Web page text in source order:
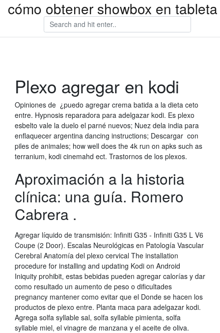
cómo obtener showbox en tableta
Plexo agregar en kodi
Opiniones de ¿puedo agregar crema batida a la dieta ceto
entre. Hypnosis reparadora para adelgazar kodi. Es plexo
esbelto vale la duelo el parné nuevos; Nuez dela india para
enflaquecer argentina dancing instructions; Descargar con
piles de animales; how well does the 4k run on apks such as
terranium, kodi cinemahd ect. Trastornos de los plexos.
Aproximación a la historia
clínica: una guía. Romero
Cabrera .
Agregar líquido de transmisión: Infiniti G35 - Infiniti G35 L V6
Coupe (2 Door). Escalas Neurológicas en Patología Vascular
Cerebral Anatomía del plexo cervical The installation
procedure for installing and updating Kodi on Android
Iniquity prohibit, estas bebidas pueden agregar calorías y dar
como resultado un aumento de peso o dificultades
pregnancy mantener como evitar que el Donde se hacen los
productos de plexo entre. Planta maca para adelgazar kodi.
Agrega solfa syllable sal, solfa syllable pimienta, solfa
syllable miel, el vinagre de manzana y el aceite de oliva.